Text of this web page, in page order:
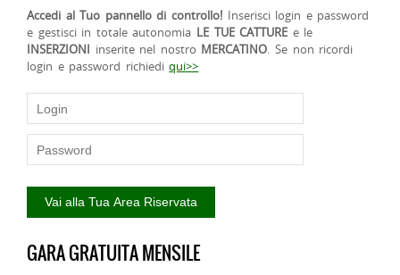
Accedi al Tuo pannello di controllo! Inserisci login e password
e gestisci in totale autonomia LE TUE CATTURE e le
INSERZIONI inserite nel nostro MERCATINO. Se non ricordi
login e password richiediqui>>
GARA GRATUITA MENSILE